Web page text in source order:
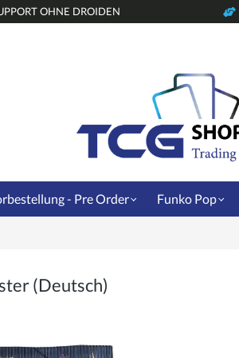
OHNE DROIDEN
- Pre Order Funko Pop
(Deutsch)